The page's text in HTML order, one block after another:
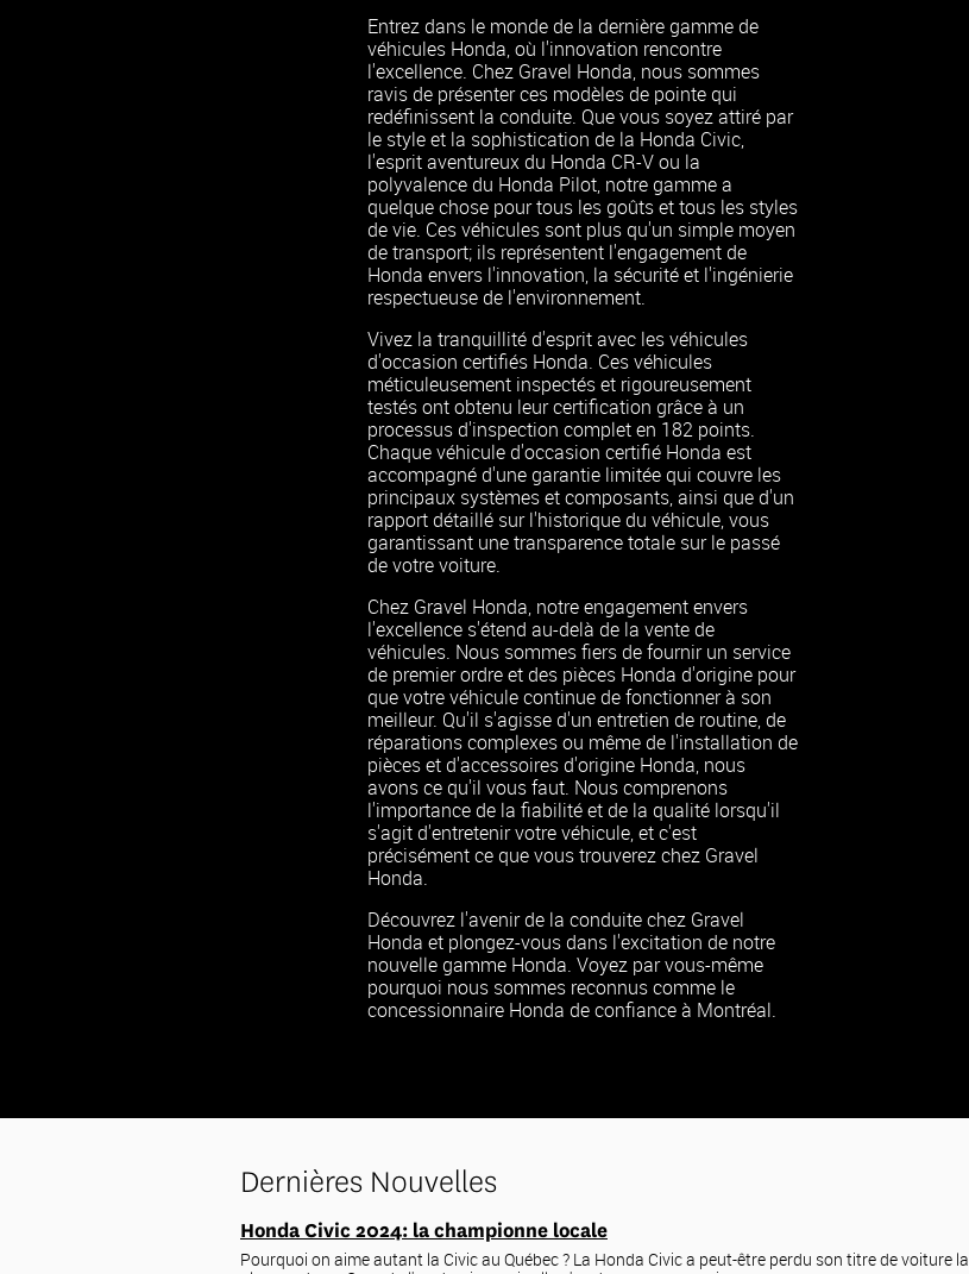
Entrez dans le monde de la dernière gamme de
véhicules Honda, où l'innovation rencontre
l'excellence. Chez Gravel Honda, nous sommes
ravis de présenter ces modèles de pointe qui
redéfinissent la conduite. Que vous soyez attiré par
le style et la sophistication de la Honda Civic,
l'esprit aventureux du Honda CR-V ou la
polyvalence du Honda Pilot, notre gamme a
quelque chose pour tous les goûts et tous les styles
de vie. Ces véhicules sont plus qu'un simple moyen
de transport; ils représentent l'engagement de
Honda envers l'innovation, la sécurité et l'ingénierie
respectueuse de l'environnement.
Vivez la tranquillité d'esprit avec les véhicules
d'occasion certifiés Honda. Ces véhicules
méticuleusement inspectés et rigoureusement
testés ont obtenu leur certification grâce à un
processus d'inspection complet en 182 points.
Chaque véhicule d'occasion certifié Honda est
accompagné d'une garantie limitée qui couvre les
principaux systèmes et composants, ainsi que d'un
rapport détaillé sur l'historique du véhicule, vous
garantissant une transparence totale sur le passé
de votre voiture.
Chez Gravel Honda, notre engagement envers
l'excellence s'étend au-delà de la vente de
véhicules. Nous sommes fiers de fournir un service
de premier ordre et des pièces Honda d'origine pour
que votre véhicule continue de fonctionner à son
meilleur. Qu'il s'agisse d'un entretien de routine, de
réparations complexes ou même de l'installation de
pièces et d'accessoires d'origine Honda, nous
avons ce qu'il vous faut. Nous comprenons
l'importance de la fiabilité et de la qualité lorsqu'il
s'agit d'entretenir votre véhicule, et c'est
précisément ce que vous trouverez chez Gravel
Honda.
Découvrez l'avenir de la conduite chez Gravel
Honda et plongez-vous dans l'excitation de notre
nouvelle gamme Honda. Voyez par vous-même
pourquoi nous sommes reconnus comme le
concessionnaire Honda de confiance à Montréal.
Dernières Nouvelles
Honda Civic 2024: la championne locale
Pourquoi on aime autant la Civic au Québec ? La Honda Civic a peut-être perdu son titre de voiture la